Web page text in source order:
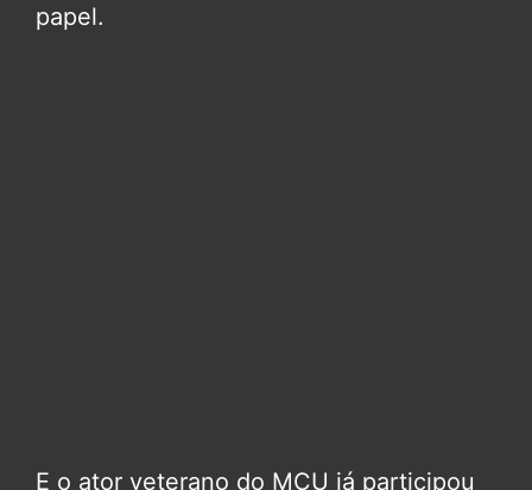
papel.
E o ator veterano do MCU já participou